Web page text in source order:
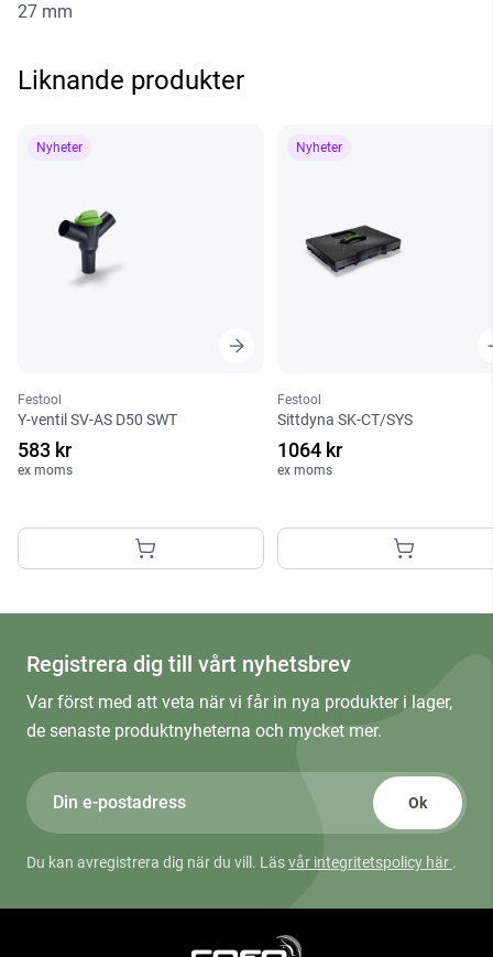
27 mm
Liknande produkter
Nyheter
Festool
Y-ventil SV-AS D50 SWT
583 kr
ex moms
Nyheter
Festool
Sittdyna SK-CT/SYS
1064 kr
ex moms
Registrera dig till vårt nyhetsbrev
Var först med att veta när vi får in nya produkter i lager,
de senaste produktnyheterna och mycket mer.
Ok
Du kan avregistrera dig när du vill. Läsvår integritetspolicy här .